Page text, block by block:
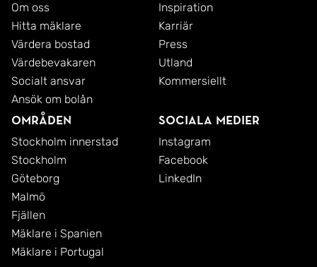
Om oss
Hitta mäklare
Värdera bostad
Värdebevakaren
Socialt ansvar
Ansök om bolån
Inspiration
Karriär
Press
Utland
Kommersiellt
Områden
Stockholm innerstad
Stockholm
Göteborg
Malmö
Fjällen
Mäklare i Spanien
Mäklare i Portugal
Sociala medier
Instagram
Facebook
LinkedIn